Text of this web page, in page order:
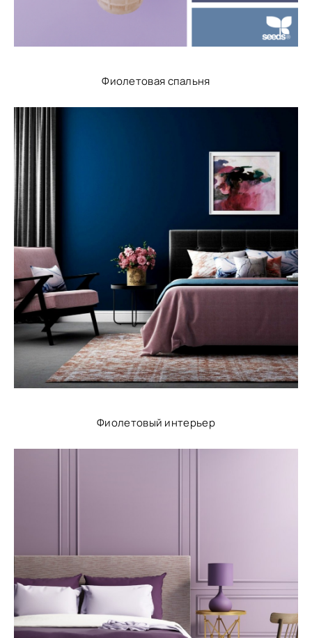
Фиолетовая спальня
Фиолетовый интерьер